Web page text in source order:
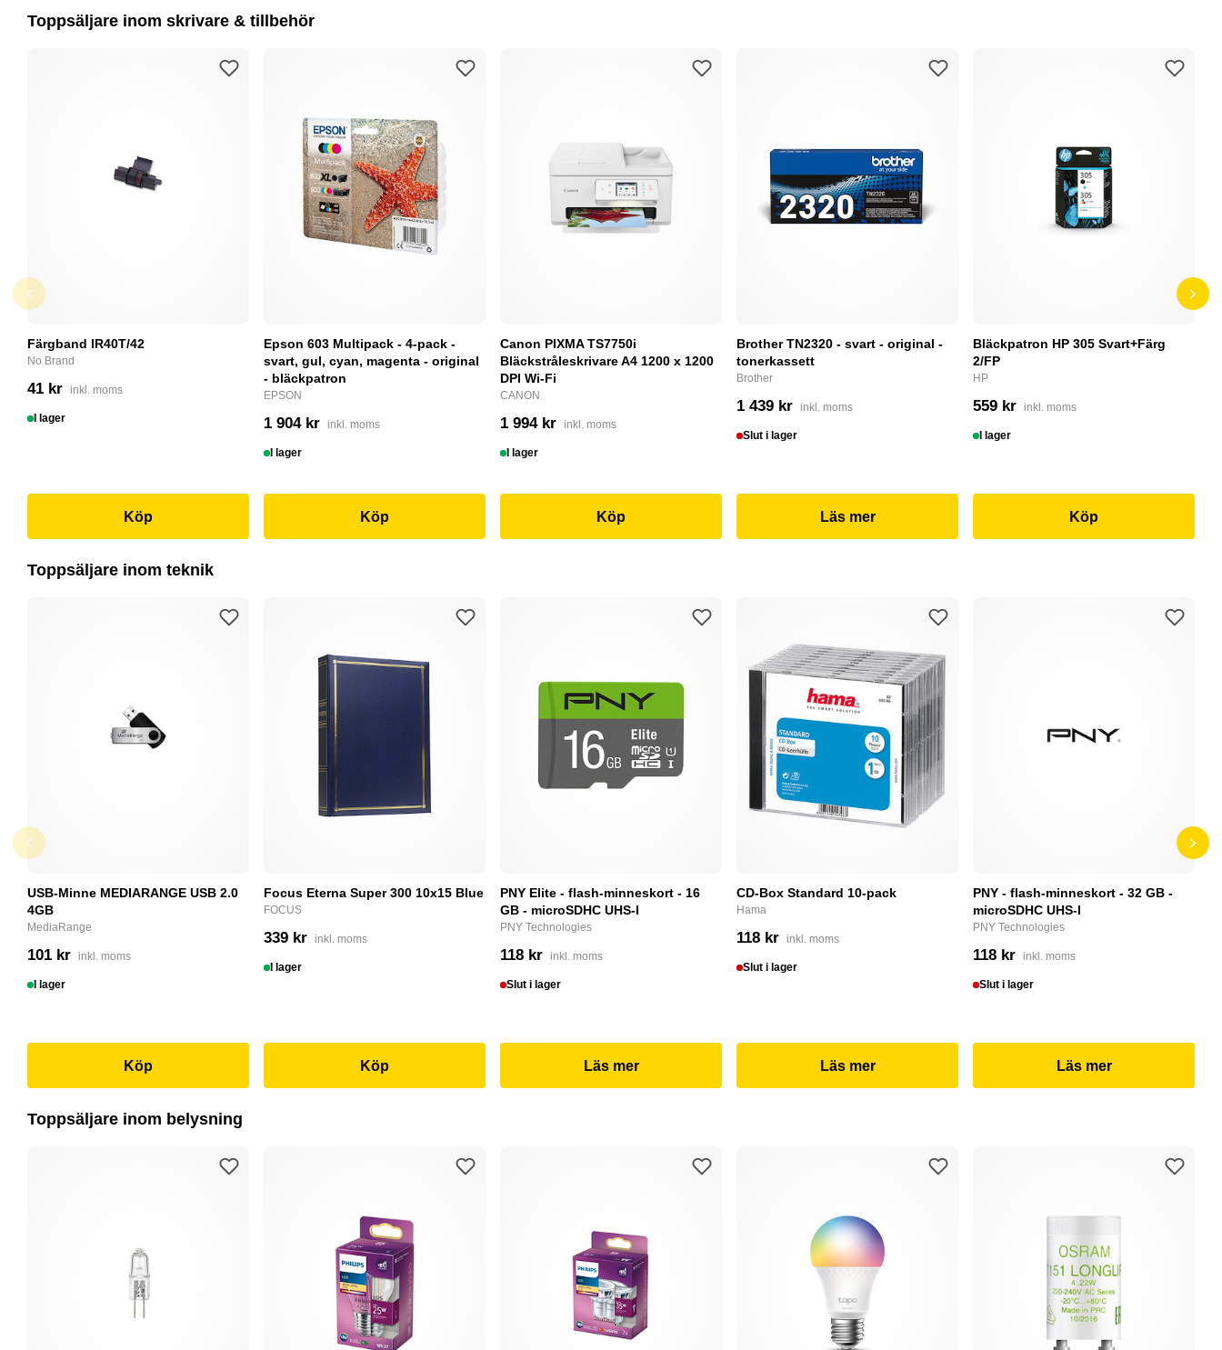
Toppsäljare inom skrivare & tillbehör
Färgband IR40T/42
No Brand
41 kr inkl. moms
I lager
Köp
Epson 603 Multipack - 4-pack -
svart, gul, cyan, magenta - original
- bläckpatron
EPSON
1 904 kr inkl. moms
I lager
Köp
Canon PIXMA TS7750i
Bläckstråleskrivare A4 1200 x 1200
DPI Wi-Fi
CANON
1 994 kr inkl. moms
I lager
Köp
Brother TN2320 - svart - original -
tonerkassett
Brother
1 439 kr inkl. moms
Slut i lager
Läs mer
Bläckpatron HP 305 Svart+Färg
2/FP
HP
559 kr inkl. moms
I lager
Köp
Toppsäljare inom teknik
USB-Minne MEDIARANGE USB 2.0
4GB
MediaRange
101 kr inkl. moms
I lager
Köp
Focus Eterna Super 300 10x15 Blue
FOCUS
339 kr inkl. moms
I lager
Köp
PNY Elite - flash-minneskort - 16
GB - microSDHC UHS-I
PNY Technologies
118 kr inkl. moms
Slut i lager
Läs mer
CD-Box Standard 10-pack
Hama
118 kr inkl. moms
Slut i lager
Läs mer
PNY - flash-minneskort - 32 GB -
microSDHC UHS-I
PNY Technologies
118 kr inkl. moms
Slut i lager
Läs mer
Toppsäljare inom belysning